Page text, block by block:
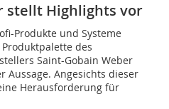
stellt Highlights vor
Produkte und Systeme
des
Saint-Gobain Weber
Aussage. Angesichts dieser
Herausforderung für